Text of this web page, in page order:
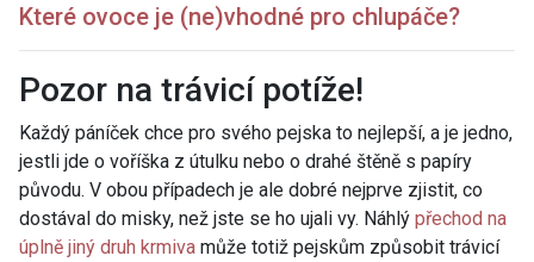
Které ovoce je (ne)vhodné pro chlupáče?
Pozor na trávicí potíže!
Každý páníček chce pro svého pejska to nejlepší, a je jedno,
jestli jde o voříška z útulku nebo o drahé štěně s papíry
původu. V obou případech je ale dobré nejprve zjistit, co
dostával do misky, než jste se ho ujali vy. Náhlý přechod na
úplně jiný druh krmiva může totiž pejskům způsobit trávicí